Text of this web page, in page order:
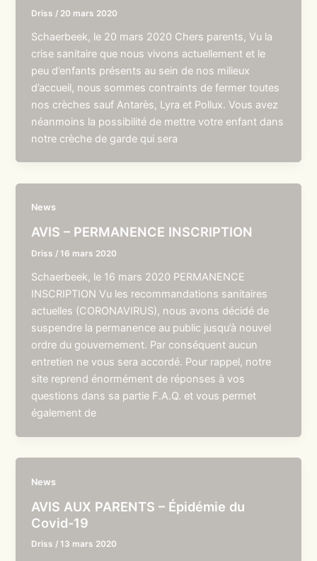
Driss / 20 mars 2020
Schaerbeek, le 20 mars 2020 Chers parents, Vu la
crise sanitaire que nous vivons actuellement et le
peu d’enfants présents au sein de nos milieux
d’accueil, nous sommes contraints de fermer toutes
nos crèches sauf Antarès, Lyra et Pollux. Vous avez
néanmoins la possibilité de mettre votre enfant dans
notre crèche de garde qui sera
News
AVIS – PERMANENCE INSCRIPTION
Driss /16 mars 2020
Schaerbeek, le 16 mars 2020 PERMANENCE
INSCRIPTION Vu les recommandations sanitaires
actuelles (CORONAVIRUS), nous avons décidé de
suspendre la permanence au public jusqu’à nouvel
ordre du gouvernement. Par conséquent aucun
entretien ne vous sera accordé. Pour rappel, notre
site reprend énormément de réponses à vos
questions dans sa partie F.A.Q. et vous permet
également de
News
AVIS AUX PARENTS – Épidémie du
Covid-19
Driss /13 mars 2020